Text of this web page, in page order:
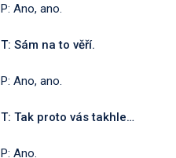
P: Ano, ano.
T: Sám na to věří.
P: Ano, ano.
T: Tak proto vás takhle…
P: Ano.